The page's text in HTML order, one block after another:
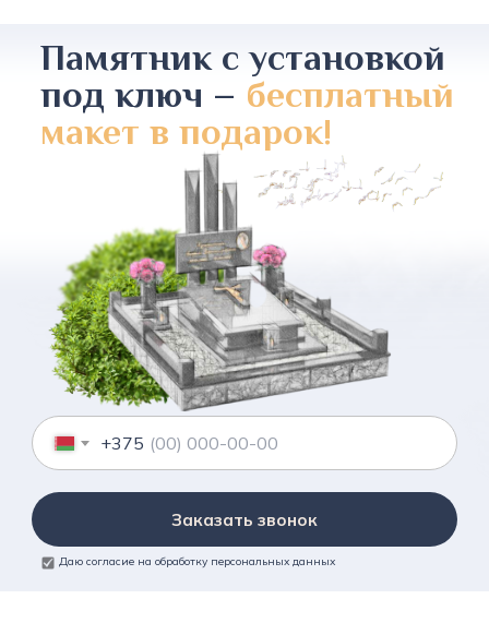
Памятник с установкой
под ключ – бесплатный
макет в подарок!
+375
Заказать звонок
Даю согласие на обработку персональных данных